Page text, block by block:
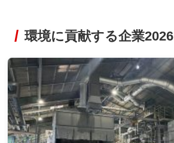
環境に貢献する企業2026